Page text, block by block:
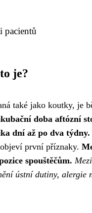
pacientů
je?
také jako koutky, je
doba aftózní
dní až po dva týdny.
první příznaky.
spouštěčům.
ústní dutiny, alergie